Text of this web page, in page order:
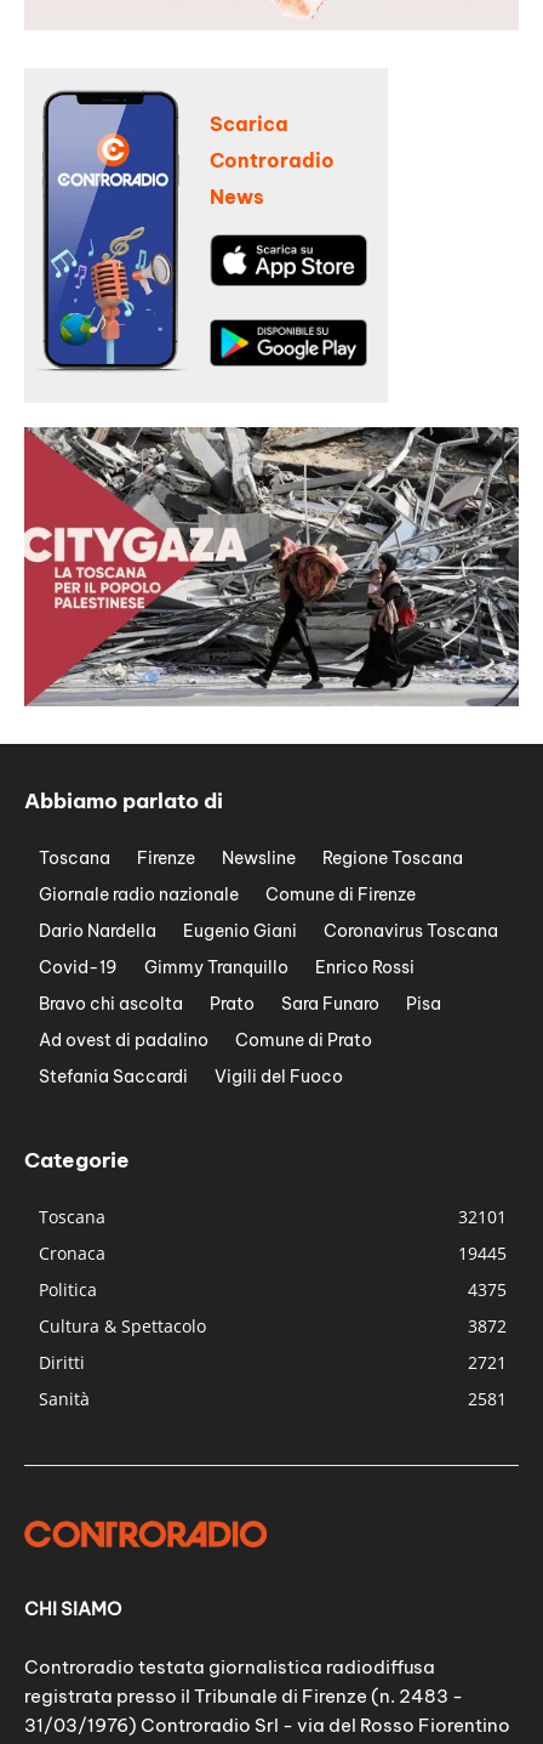
Scarica
Controradio
News
Abbiamo parlato di
Toscana Firenze Newsline
Regione Toscana
Giornale radio nazionale
Comune di Firenze
Dario Nardella
Eugenio Giani
Coronavirus Toscana
Covid-19
Gimmy Tranquillo
Enrico Rossi
Bravo chi ascolta
Prato Sara Funaro
Pisa
Ad ovest di padalino
Comune di Prato
Stefania Saccardi
Vigili del Fuoco
Categorie
Toscana
32101
Cronaca
19445
Politica
4375
Cultura & Spettacolo
3872
Diritti
2721
Sanità
2581
CHI SIAMO
Controradio testata giornalistica radiodiffusa
registrata presso il Tribunale di Firenze (n. 2483 -
31/03/1976) Controradio Srl - via del Rosso Fiorentino